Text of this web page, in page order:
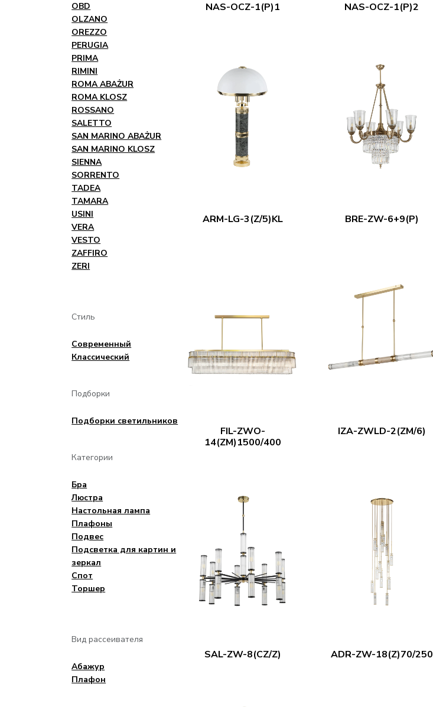
OBD
OLZANO
OREZZO
PERUGIA
PRIMA
RIMINI
ROMA ABAŻUR
ROMA KLOSZ
ROSSANO
SALETTO
SAN MARINO ABAŻUR
SAN MARINO KLOSZ
SIENNA
SORRENTO
TADEA
TAMARA
USINI
VERA
VESTO
ZAFFIRO
ZERI
Стиль
Современный
Классический
Подборки
Подборки светильников
Категории
Бра
Люстра
Настольная лампа
Плафоны
Подвес
Подсветка для картин и
зеркал
Спот
Торшер
Вид рассеивателя
Aбажур
Плафон
NAS-OCZ-1(P)1 NAS-OCZ-1(P)2
ARM-LG-3(Z/5)KL BRE-ZW-6+9(P)
FIL-ZWO-
14(ZM)1500/400
IZA-ZWLD-2(ZM/6)
SAL-ZW-8(CZ/Z) ADR-ZW-18(Z)70/250